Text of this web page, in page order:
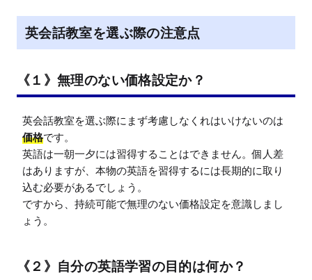
英会話教室を選ぶ際の注意点
《１》無理のない価格設定か？
英会話教室を選ぶ際にまず考慮しなくれはいけないのは
価格です。
英語は一朝一夕には習得することはできません。個人差
はありますが、本物の英語を習得するには長期的に取り
込む必要があるでしょう。
ですから、持続可能で無理のない価格設定を意識しまし
ょう。
《２》自分の英語学習の目的は何か？